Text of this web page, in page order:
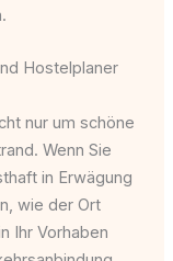
Hostelplaner
nur um schöne
Wenn Sie
in Erwägung
wie der Ort
Ihr Vorhaben